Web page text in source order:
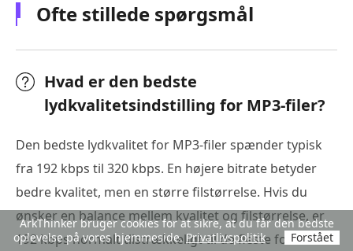
Ofte stillede spørgsmål
Hvad er den bedste
lydkvalitetsindstilling for MP3-filer?
Den bedste lydkvalitet for MP3-filer spænder typisk
fra 192 kbps til 320 kbps. En højere bitrate betyder
bedre kvalitet, men en større filstørrelse. Hvis du
ønsker en balance mellem kvalitet og filstørrelse, er
192 kbps normalt tilstrækkeligt til de fleste formål.
ArkThinker bruger cookies for at sikre, at du får den bedste
oplevelse på vores hjemmeside.Privatlivspolitik Forstået